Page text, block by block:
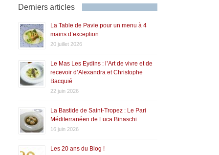
Derniers articles
La Table de Pavie pour un menu à 4
mains d’exception
20 juillet 2026
Le Mas Les Eydins : l’Art de vivre et de
recevoir d’Alexandra et Christophe
Bacquié
22 juin 2026
La Bastide de Saint-Tropez : Le Pari
Méditerranéen de Luca Binaschi
16 juin 2026
Les 20 ans du Blog !